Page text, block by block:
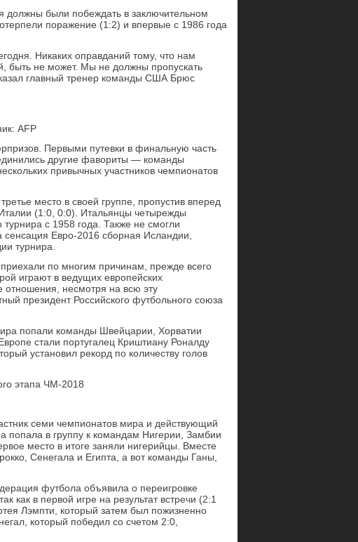
были побеждать в заключительном
поражение (1:2) и впервые с 1986 года
Никаких оправданий тому, что нам
быть не может. Мы не должны пропускать
главный тренер команды США Брюс
AFP
Первыми путевки в финальную часть
другие фавориты — команды
привычных участников чемпионатов
место в своей группе, пропустив вперед
(1:0, 0:0). Итальянцы четырежды
с 1958 года. Также не смогли
сенсация Евро-2016 сборная Исландии,
турнира.
по многим причинам, прежде всего
играют в ведущих европейских
отношения, несмотря на всю эту
президент Российского футбольного союза
попали команды Швейцарии, Хорватии
стали португалец Криштиану Роналду
установил рекорд по количеству голов
этапа ЧМ-2018
семи чемпионатов мира и действующий
попала в группу к командам Нигерии, Замбии
место в итоге заняли нигерийцы. Вместе
Сенегала и Египта, а вот команды Ганы,
футбола объявила о переигровке
как в первой игре на результат встречи (2:1
Лэмпти, который затем был пожизненно
который победил со счетом 2:0,